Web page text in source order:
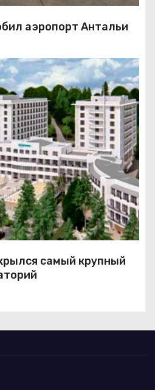
аэропорт Антальи
самый крупный